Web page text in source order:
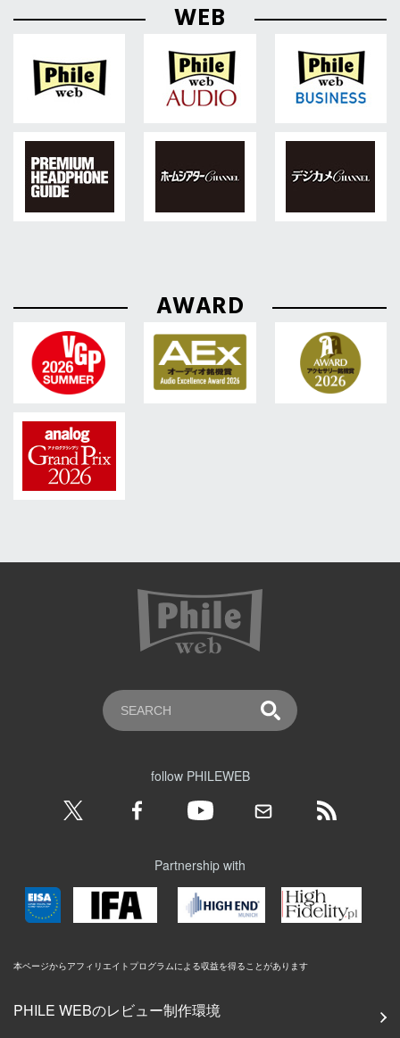
WEB
AWARD
follow PHILEWEB
Partnership with
本ページからアフィリエイトプログラムによる収益を得ることがあります
PHILE WEBのレビュー制作環境